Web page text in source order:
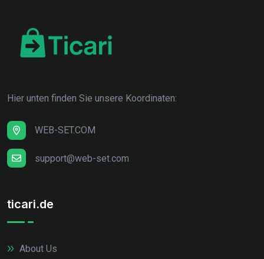
Hier unten finden Sie unsere Koordinaten:
WEB-SET.COM
support@web-set.com
ticari.de
About Us